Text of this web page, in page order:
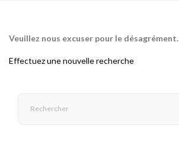
Veuillez nous excuser pour le désagrément.
Effectuez une nouvelle recherche